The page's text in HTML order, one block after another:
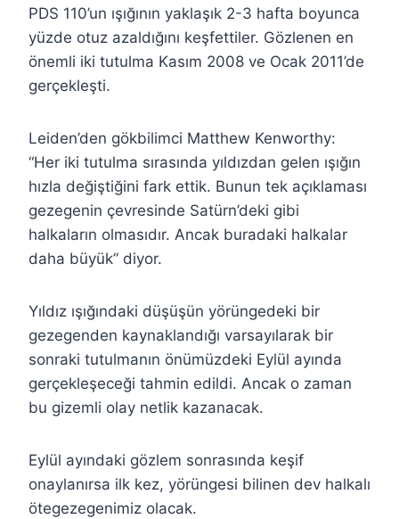
PDS 110’un ışığının yaklaşık 2-3 hafta boyunca
yüzde otuz azaldığını keşfettiler. Gözlenen en
önemli iki tutulma Kasım 2008 ve Ocak 2011’de
gerçekleşti.
Leiden’den gökbilimci Matthew Kenworthy:
“Her iki tutulma sırasında yıldızdan gelen ışığın
hızla değiştiğini fark ettik. Bunun tek açıklaması
gezegenin çevresinde Satürn’deki gibi
halkaların olmasıdır. Ancak buradaki halkalar
daha büyük” diyor.
Yıldız ışığındaki düşüşün yörüngedeki bir
gezegenden kaynaklandığı varsayılarak bir
sonraki tutulmanın önümüzdeki Eylül ayında
gerçekleşeceği tahmin edildi. Ancak o zaman
bu gizemli olay netlik kazanacak.
Eylül ayındaki gözlem sonrasında keşif
onaylanırsa ilk kez, yörüngesi bilinen dev halkalı
ötegezegenimiz olacak.